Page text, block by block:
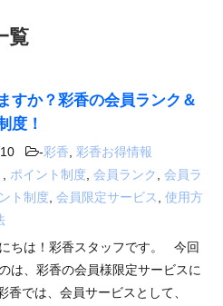
覧
すか？彩香の会員ランク＆
度！
-彩香
彩香お得情報
ポイント制度 会員ランク
会員ラ
ト制度 会員限定サービス
使用方
ちは！彩香スタッフです。 今回
は、彩香の会員様限定サービスに
では、会員サービスとして、